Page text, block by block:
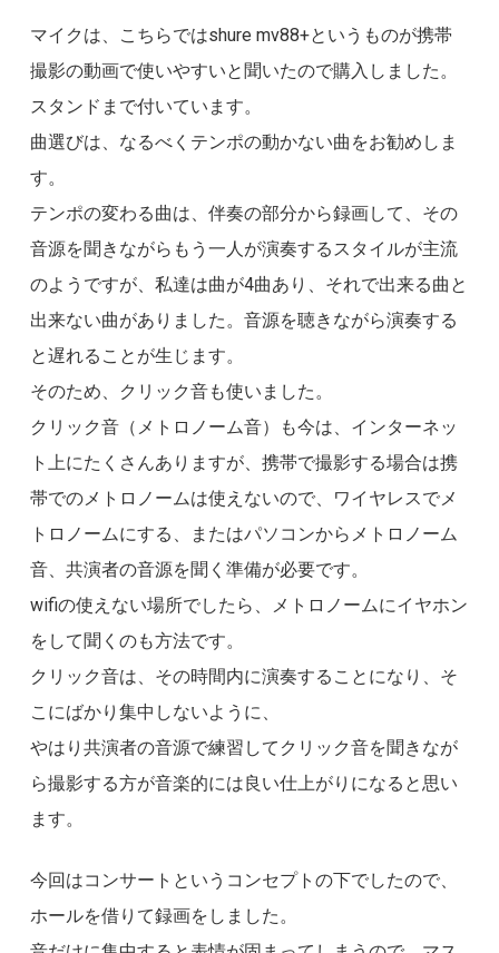
マイクは、こちらではshure mv88+というものが携帯
撮影の動画で使いやすいと聞いたので購入しました。
スタンドまで付いています。
曲選びは、なるべくテンポの動かない曲をお勧めしま
す。
テンポの変わる曲は、伴奏の部分から録画して、その
音源を聞きながらもう一人が演奏するスタイルが主流
のようですが、私達は曲が4曲あり、それで出来る曲と
出来ない曲がありました。音源を聴きながら演奏する
と遅れることが生じます。
そのため、クリック音も使いました。
クリック音（メトロノーム音）も今は、インターネッ
ト上にたくさんありますが、携帯で撮影する場合は携
帯でのメトロノームは使えないので、ワイヤレスでメ
トロノームにする、またはパソコンからメトロノーム
音、共演者の音源を聞く準備が必要です。
wifiの使えない場所でしたら、メトロノームにイヤホン
をして聞くのも方法です。
クリック音は、その時間内に演奏することになり、そ
こにばかり集中しないように、
やはり共演者の音源で練習してクリック音を聞きなが
ら撮影する方が音楽的には良い仕上がりになると思い
ます。
今回はコンサートというコンセプトの下でしたので、
ホールを借りて録画をしました。